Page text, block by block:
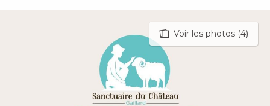
Voir les photos (4)